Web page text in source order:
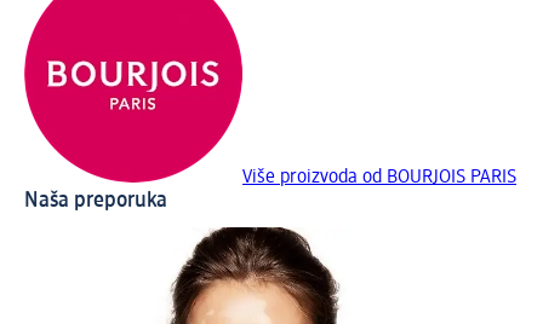
Više proizvoda od BOURJOIS PARIS
Naša preporuka